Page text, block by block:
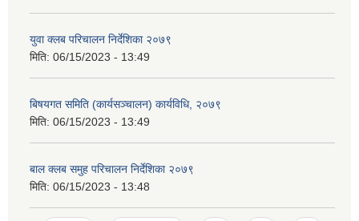
युवा क्लब परिचालन निर्देशिका २०७९
मिति: 06/15/2023 - 13:49
बिषयगत समिति (कार्यसञ्चालन) कार्यविधि, २०७९
मिति: 06/15/2023 - 13:49
बाल क्लब समुह परिचालन निर्देशिका २०७९
मिति: 06/15/2023 - 13:48